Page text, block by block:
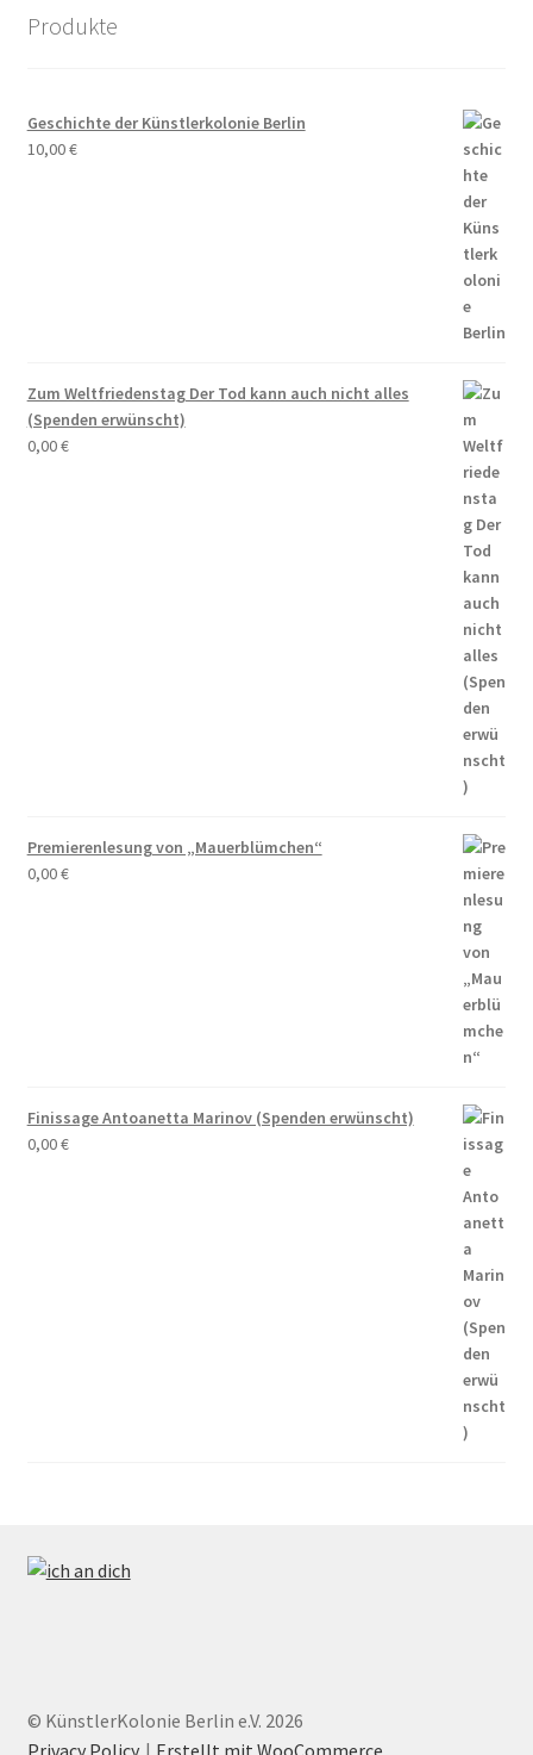
Produkte
Geschichte der Künstlerkolonie Berlin
10,00€
Zum Weltfriedenstag Der Tod kann auch nicht alles
(Spenden erwünscht)
0,00€
Premierenlesung von „Mauerblümchen“
0,00€
Finissage Antoanetta Marinov (Spenden erwünscht)
0,00€
© KünstlerKolonie Berlin e.V. 2026